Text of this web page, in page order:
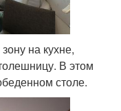
на кухне,
В этом
столе.